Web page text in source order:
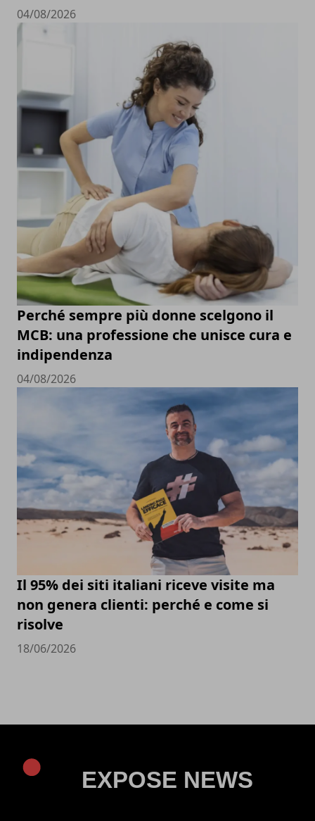
04/08/2026
Perché sempre più donne scelgono il
MCB: una professione che unisce cura e
indipendenza
04/08/2026
Il 95% dei siti italiani riceve visite ma
non genera clienti: perché e come si
risolve
18/06/2026